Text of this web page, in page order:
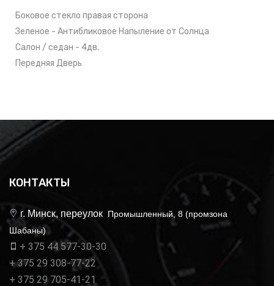
Боковое стекло правая сторона
Зеленое - Антибликовое Напыление от Солнца
Салон / седан - 4дв.
Передняя Дверь
КОНТАКТЫ
г. Минск, переулок Промышленный, 8 (промзона
Шабаны)
+ 375 44 577-30-30
+ 375 29 308-77-22
+ 375 29 705-41-21